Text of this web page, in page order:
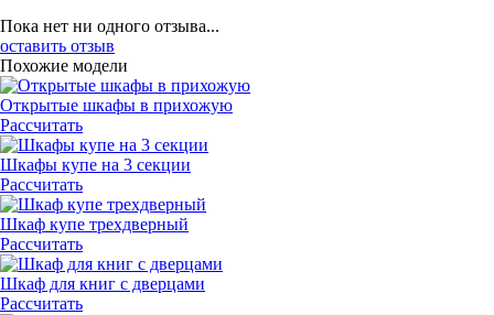
Пока нет ни одного отзыва...
оставить отзыв
Похожие модели
Открытые шкафы в прихожую
Рассчитать
Шкафы купе на 3 секции
Рассчитать
Шкаф купе трехдверный
Рассчитать
Шкаф для книг с дверцами
Рассчитать